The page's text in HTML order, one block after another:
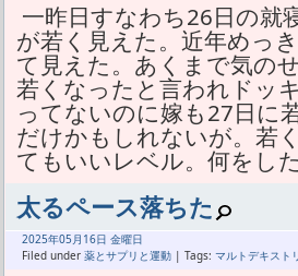
一昨日すなわち26日の就
が若く見えた。近年めっ
て見えた。あくまで気の
若くなったと言われドッ
ってないのに嫁も27日に
だけかもしれないが。若
てもいいレベル。何をし
太るペース落ちた
2025年05月 16日 金曜日
Filed under 薬とサプリと運動 | Tags: マルトデキスト